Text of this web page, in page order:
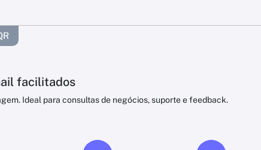
facilitados
Ideal para consultas de negócios, suporte e feedback.